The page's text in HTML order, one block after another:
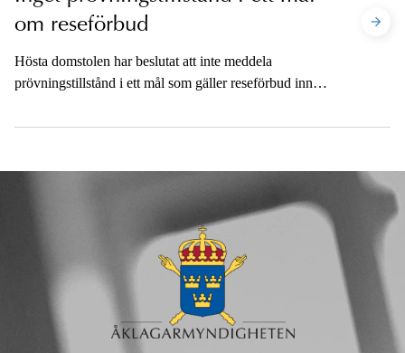
om reseförbud
Hösta domstolen har beslutat att inte meddela
prövningstillstånd i ett mål som gäller reseförbud innan